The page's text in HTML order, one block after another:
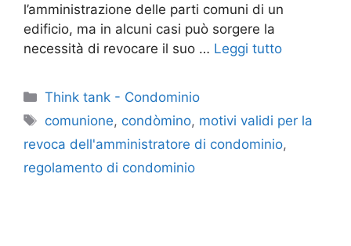
l’amministrazione delle parti comuni di un
edificio, ma in alcuni casi può sorgere la
necessità di revocare il suo … Leggi tutto
Categorie
Think tank - Condominio
Tag
comunione, condòmino, motivi validi per la
revoca dell'amministratore di condominio,
regolamento di condominio